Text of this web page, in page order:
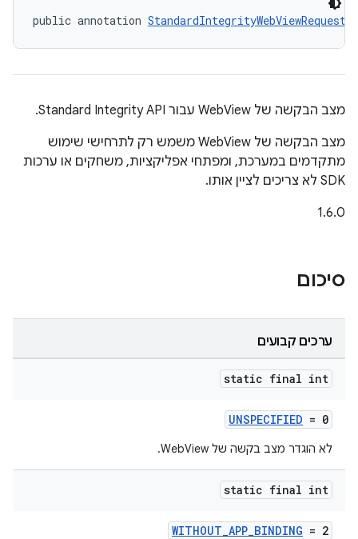
public annotation
מצב הבקשה של WebView עבור Standard Integrity API.
מצב הבקשה של WebView משמש רק לתרחישי שימוש
מתקדמים במערכת, ומפתחי אפליקציות, משחקים או ערכות
SDK לא צריכים לציין אותו.
‫1.6.0
סיכום
ערכים קבועים
static final int
UNSPECIFIED = 0
לא הוגדר מצב בקשה של WebView.
static final int
WITHOUT_APP_BINDING = 2